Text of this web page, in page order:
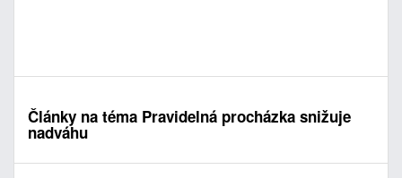
Články na téma Pravidelná procházka snižuje
nadváhu